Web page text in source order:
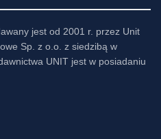
jest od 2001 r. przez Unit
Sp. z o.o. z siedzibą w
UNIT jest w posiadaniu